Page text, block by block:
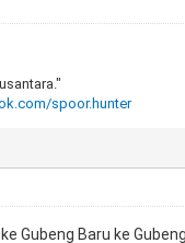
spoor.hunter
Gubeng Baru ke